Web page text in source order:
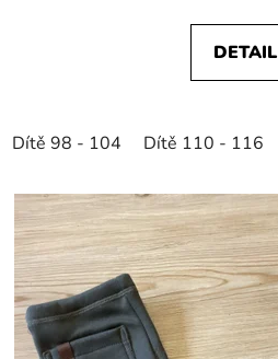
DETAIL
Dítě 98 - 104 Dítě 110 - 116